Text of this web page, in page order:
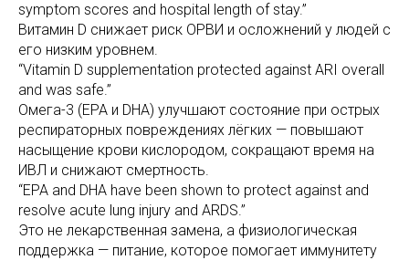
symptom scores and hospital length of stay.”
Витамин D снижает риск ОРВИ и осложнений у людей с
его низким уровнем.
“Vitamin D supplementation protected against ARI overall
and was safe.”
Омега-3 (EPA и DHA) улучшают состояние при острых
респираторных повреждениях лёгких — повышают
насыщение крови кислородом, сокращают время на
ИВЛ и снижают смертность.
“EPA and DHA have been shown to protect against and
resolve acute lung injury and ARDS.”
Это не лекарственная замена, а физиологическая
поддержка — питание, которое помогает иммунитету